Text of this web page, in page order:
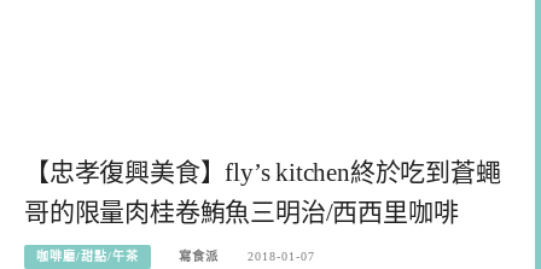
【忠孝復興美食】fly’s kitchen終於吃到蒼蠅
哥的限量肉桂卷鮪魚三明治/西西里咖啡
咖啡廳/甜點/午茶 寫食派 2018-01-07